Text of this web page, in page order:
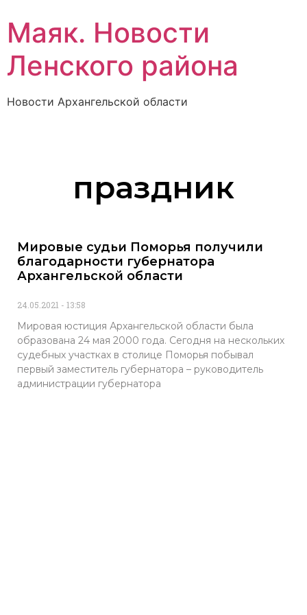
Маяк. Новости
Ленского района
Новости Архангельской области
праздник
Мировые судьи Поморья получили
благодарности губернатора
Архангельской области
24.05.2021 13:58
Мировая юстиция Архангельской области была
образована 24 мая 2000 года. Сегодня на нескольких
судебных участках в столице Поморья побывал
первый заместитель губернатора – руководитель
администрации губернатора